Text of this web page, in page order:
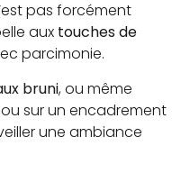
pas forcément
aux touches de
parcimonie.
bruni, ou même
sur un encadrement
une ambiance